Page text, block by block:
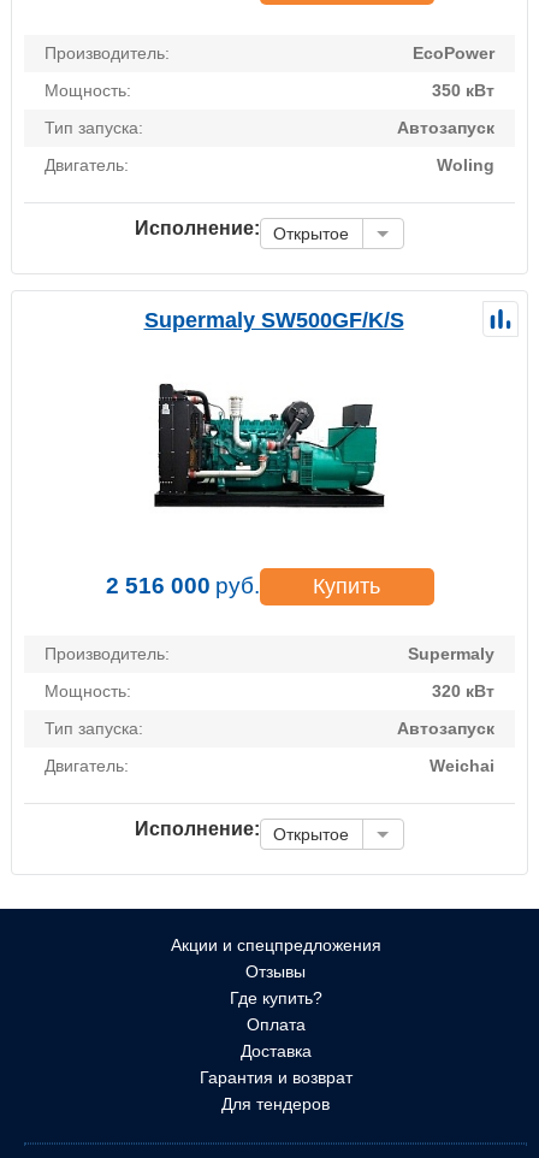
Производитель:
EcoPower
Мощность:
350 кВт
Тип запуска:
Автозапуск
Двигатель:
Woling
Исполнение: Открытое
Supermaly SW500GF/K/S
2 516 000 руб. Купить
Производитель:
Supermaly
Мощность:
320 кВт
Тип запуска:
Автозапуск
Двигатель:
Weichai
Исполнение: Открытое
Акции и спецпредложения
Отзывы
Где купить?
Оплата
Доставка
Гарантия и возврат
Для тендеров